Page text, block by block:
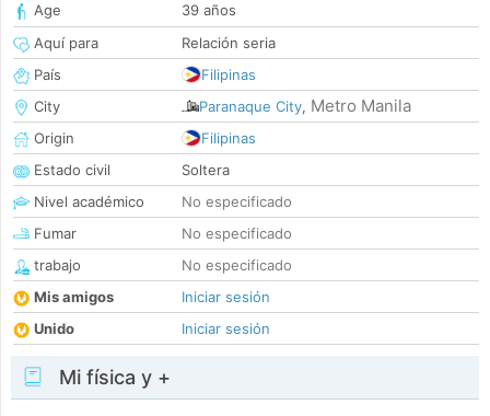
Age
39 años
Aquí para
Relación seria
País
Filipinas
City
Paranaque City, Metro Manila
Origin
Filipinas
Estado civil
Soltera
Nivel académico
No especificado
Fumar
No especificado
trabajo
No especificado
Mis amigos
Iniciar sesión
Unido
Iniciar sesión
Mi física y +